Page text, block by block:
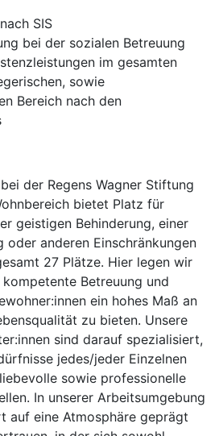
SIS
bei der sozialen Betreuung
im gesamten
sowie
Bereich nach den
der Regens Wagner Stiftung
bietet Platz für
geistigen Behinderung, einer
oder anderen Einschränkungen
27 Plätze. Hier legen wir
Betreuung und
ein hohes Maß an
zu bieten. Unsere
sind darauf spezialisiert,
jedes/jeder Einzelnen
sowie professionelle
In unserer Arbeitsumgebung
auf eine Atmosphäre geprägt